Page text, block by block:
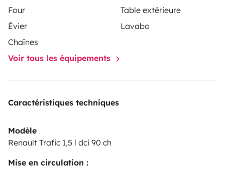
Four
Table extérieure
Évier
Lavabo
Chaînes
Voir tous les équipements
Caractéristiques techniques
Modèle
Renault Trafic 1,5 l dci 90 ch
Mise en circulation :